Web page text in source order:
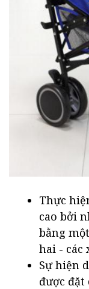
Thực
cao bởi
bằng
hai - các
Sự hiện
được đặt